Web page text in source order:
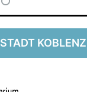
STADT KOBLENZ